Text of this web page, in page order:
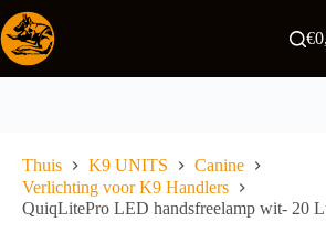
naar
de
inhoud
€
Thuis K9 UNITS
Canine
Verlichting voor K9 Handlers
QuiqLitePro LED handsfreelamp wit- 20